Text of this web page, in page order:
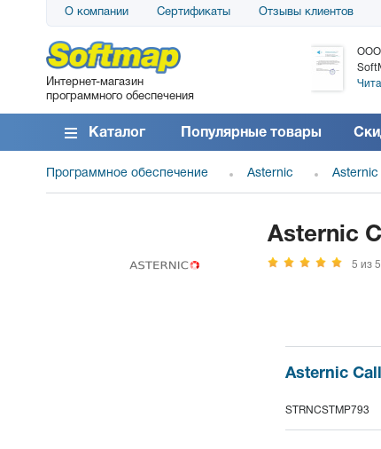
О компании Сертификаты Отзывы клиентов
Интернет-магазин
программного обеспечения
АО «АТС» благодарит компанию SoftMap за
поставку программного обеспечения SolarWinds
DameWare...
Читать все отзывы
ООО
Каталог Популярные товары
Программное обеспечение Asternic Asternic
Asternic
5 из 5
Asternic
STRNCSTMP793